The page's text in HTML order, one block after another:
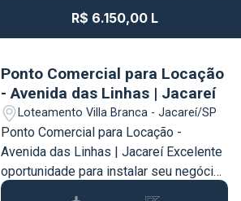
R$ 6.150,00 L
Ponto Comercial para Locação
- Avenida das Linhas | Jacareí
Loteamento Villa Branca - Jacareí/SP
Ponto Comercial para Locação -
Avenida das Linhas | Jacareí Excelente
oportunidade para instalar seu negócio
em uma localização estratégica e com